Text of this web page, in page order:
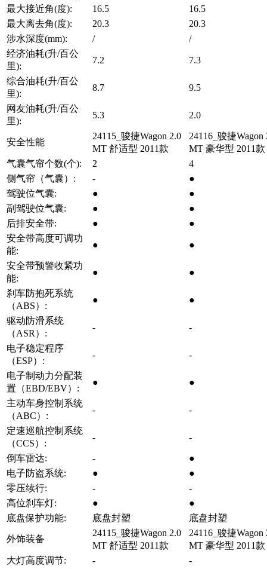
最大接近角(度):
16.5
16.5
最大离去角(度):
20.3
20.3
涉水深度(mm):
/
/
经济油耗(升/百公
里):
7.2 7.3
综合油耗(升/百公
里):
8.7 9.5
网友油耗(升/百公
里):
5.3 2.0
安全性能
24115_骏捷Wagon 2.0
MT 舒适型 2011款
24116_骏捷Wagon
MT 豪华型 2011款
气囊气帘个数(个):
2
4
侧气帘（气囊）:
-
●
驾驶位气囊:
●
●
副驾驶位气囊:
●
●
后排安全带:
●
●
安全带高度可调功
能:
● ●
安全带预警收紧功
能:
● ●
刹车防抱死系统
（ABS）:
● ●
驱动防滑系统
（ASR）:
- -
电子稳定程序
（ESP）:
- -
电子制动力分配装
置（EBD/EBV）:
● ●
主动车身控制系统
（ABC）:
- -
定速巡航控制系统
（CCS）:
- -
倒车雷达: -
●
电子防盗系统:
●
●
零压续行:
-
-
高位刹车灯:
●
●
底盘保护功能:
底盘封塑 底盘封塑
外饰装备
24115_骏捷Wagon 2.0
MT 舒适型 2011款
24116_骏捷Wagon
MT 豪华型 2011款
大灯高度调节:
-
-